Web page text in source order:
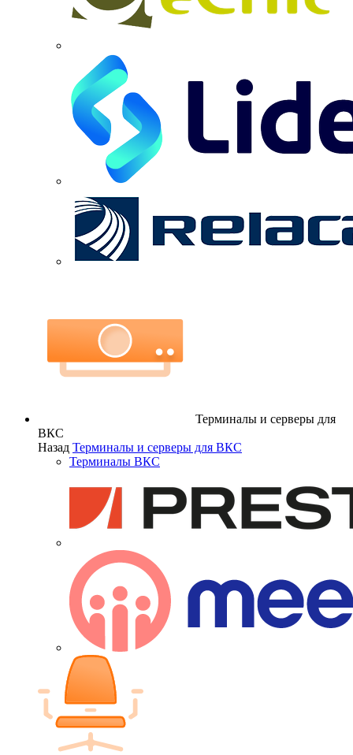
Терминалы и серверы для
ВКС
Назад Терминалы и серверы для ВКС
Терминалы ВКС